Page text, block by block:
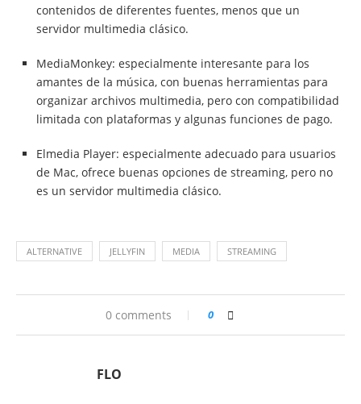
contenidos de diferentes fuentes, menos que un
servidor multimedia clásico.
MediaMonkey: especialmente interesante para los
amantes de la música, con buenas herramientas para
organizar archivos multimedia, pero con compatibilidad
limitada con plataformas y algunas funciones de pago.
Elmedia Player: especialmente adecuado para usuarios
de Mac, ofrece buenas opciones de streaming, pero no
es un servidor multimedia clásico.
ALTERNATIVE JELLYFIN MEDIA STREAMING
0 comments 0
FLO